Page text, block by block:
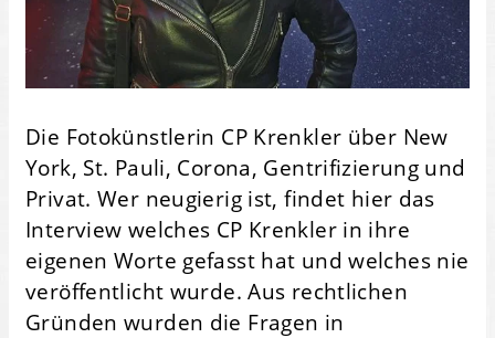
Die Fotokünstlerin CP Krenkler über New
York, St. Pauli, Corona, Gentrifizierung und
Privat. Wer neugierig ist, findet hier das
Interview welches CP Krenkler in ihre
eigenen Worte gefasst hat und welches nie
veröffentlicht wurde. Aus rechtlichen
Gründen wurden die Fragen in